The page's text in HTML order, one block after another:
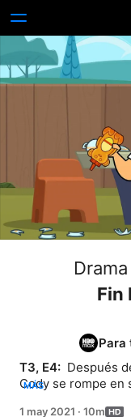
Fin
Para
T3, E4: Después
Cody se rompe en
MÁS
1 may 2021 · 10m